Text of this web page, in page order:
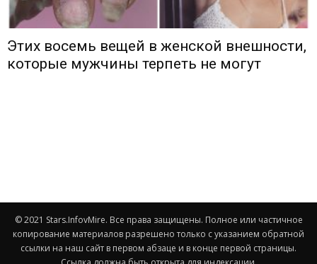
Этих восемь вещей в женской внешности,
которые мужчины терпеть не могут
© 2021 Stars.InfovMire. Все права защищены. Полное или частичное
копирование материалов разрешено только с указанием обратной
ссылки на наш сайт в первом абзаце и в конце первой страницы.